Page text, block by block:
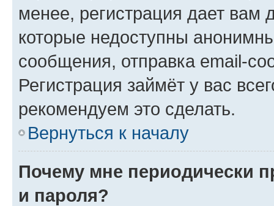
менее, регистрация дает вам
которые недоступны
сообщения, отправка email-
Регистрация займёт у вас
рекомендуем это сделать.
Вернуться к началу
Почему мне периодически
и пароля?